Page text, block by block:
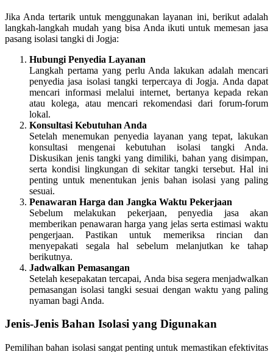
Jika Anda tertarik untuk menggunakan layanan ini, berikut adalah
langkah-langkah mudah yang bisa Anda ikuti untuk memesan jasa
pasang isolasi tangki di Jogja:
Hubungi Penyedia Layanan
Langkah pertama yang perlu Anda lakukan adalah mencari
penyedia jasa isolasi tangki terpercaya di Jogja. Anda dapat
mencari informasi melalui internet, bertanya kepada rekan
atau kolega, atau mencari rekomendasi dari forum-forum
lokal.
Konsultasi Kebutuhan Anda
Setelah menemukan penyedia layanan yang tepat, lakukan
konsultasi mengenai kebutuhan isolasi tangki Anda.
Diskusikan jenis tangki yang dimiliki, bahan yang disimpan,
serta kondisi lingkungan di sekitar tangki tersebut. Hal ini
penting untuk menentukan jenis bahan isolasi yang paling
sesuai.
Penawaran Harga dan Jangka Waktu Pekerjaan
Sebelum melakukan pekerjaan, penyedia jasa akan
memberikan penawaran harga yang jelas serta estimasi waktu
pengerjaan. Pastikan untuk memeriksa rincian dan
menyepakati segala hal sebelum melanjutkan ke tahap
berikutnya.
Jadwalkan Pemasangan
Setelah kesepakatan tercapai, Anda bisa segera menjadwalkan
pemasangan isolasi tangki sesuai dengan waktu yang paling
nyaman bagi Anda.
Jenis-Jenis Bahan Isolasi yang Digunakan
Pemilihan bahan isolasi sangat penting untuk memastikan efektivitas